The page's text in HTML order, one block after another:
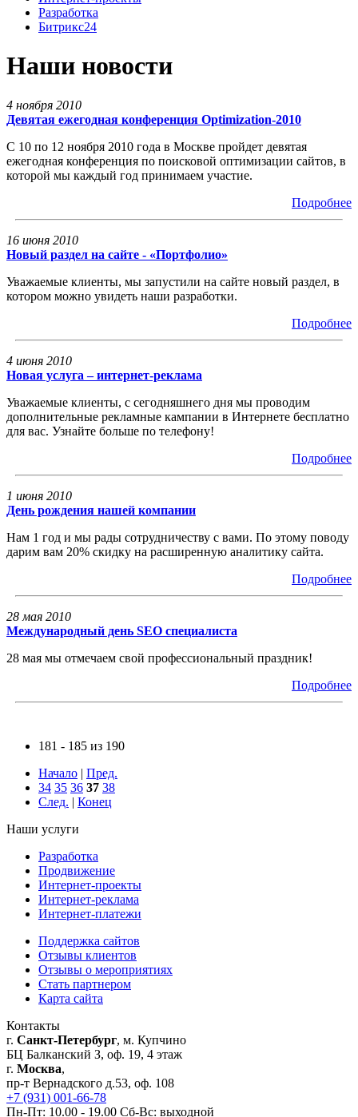
Разработка
Битрикс24
Наши новости
4 ноября 2010
Девятая ежегодная конференция Optimization-2010
С 10 по 12 ноября 2010 года в Москве пройдет девятая
ежегодная конференция по поисковой оптимизации сайтов, в
которой мы каждый год принимаем участие.
Подробнее
16 июня 2010
Новый раздел на сайте - «Портфолио»
Уважаемые клиенты, мы запустили на сайте новый раздел, в
котором можно увидеть наши разработки.
Подробнее
4 июня 2010
Новая услуга – интернет-реклама
Уважаемые клиенты, с сегодняшнего дня мы проводим
дополнительные рекламные кампании в Интернете бесплатно
для вас. Узнайте больше по телефону!
Подробнее
1 июня 2010
День рождения нашей компании
Нам 1 год и мы рады сотрудничеству с вами. По этому поводу
дарим вам 20% скидку на расширенную аналитику сайта.
Подробнее
28 мая 2010
Международный день SEO специалиста
28 мая мы отмечаем свой профессиональный праздник!
Подробнее
181 - 185 из 190
Начало | Пред.
34 35 36 37 38
След. | Конец
Наши услуги
Разработка
Продвижение
Интернет-проекты
Интернет-реклама
Интернет-платежи
Поддержка сайтов
Отзывы клиентов
Отзывы о мероприятиях
Стать партнером
Карта сайта
Контакты
г. Санкт-Петербург, м. Купчино
БЦ Балканский З, оф. 19, 4 этаж
г. Москва,
пр-т Вернадского д.53, оф. 108
+7 (931) 001-66-78
Пн-Пт: 10.00 - 19.00 Сб-Вс: выходной